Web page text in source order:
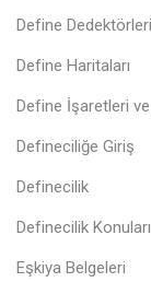
Define Dedektörleri
Define Haritaları
Define İşaretleri
Defineciliğe Giriş
Definecilik
Definecilik Konuları
Eşkiya Belgeleri